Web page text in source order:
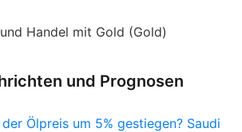
Handel mit Gold (Gold)
und Prognosen
Ölpreis um 5% gestiegen? Saudi